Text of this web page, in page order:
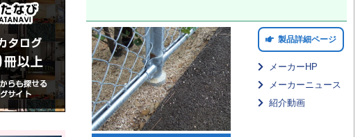
製品詳細ページ
メーカーHP
メーカーニュース
紹介動画